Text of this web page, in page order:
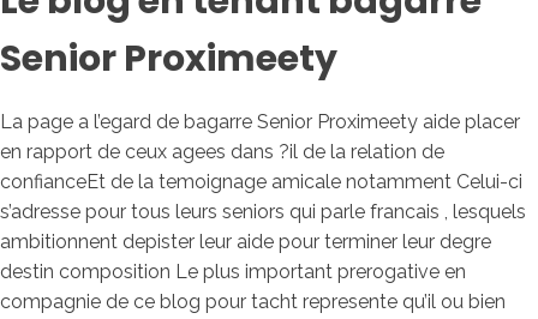
Senior Proximeety
La page a l’egard de bagarre Senior Proximeety aide placer
en rapport de ceux agees dans ?il de la relation de
confianceEt de la temoignage amicale notamment Celui-ci
s’adresse pour tous leurs seniors qui parle francais , lesquels
ambitionnent depister leur aide pour terminer leur degre
destin composition Le plus important prerogative en
compagnie de ce blog pour tacht represente qu’il ou bien